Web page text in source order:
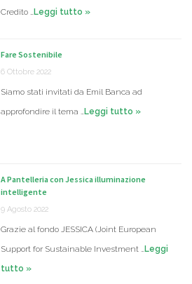
Credito …Leggi tutto »
Fare Sostenibile
6 Ottobre 2022
Siamo stati invitati da Emil Banca ad
approfondire il tema …Leggi tutto »
A Pantelleria con Jessica illuminazione
intelligente
9 Agosto 2022
Grazie al fondo JESSICA (Joint European
Support for Sustainable Investment …Leggi
tutto »